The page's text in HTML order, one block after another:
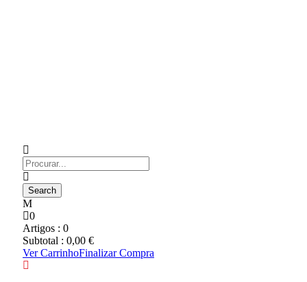
0
Artigos : 0
Subtotal : 0,00 €
Ver CarrinhoFinalizar Compra